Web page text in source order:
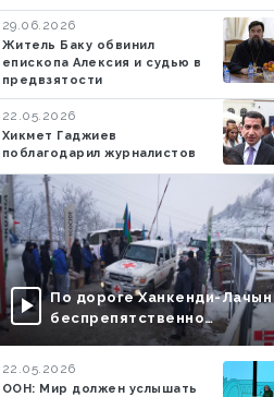
сотрудников из более чем 20
стран
29.06.2026
Житель Баку обвинил
епископа Алексия и судью в
предвзятости
22.05.2026
Хикмет Гаджиев
поблагодарил журналистов
По дороге Ханкенди-Лачын
беспрепятственно
проехали еще 13
автомобилей миротворцев
22.05.2026
ООН: Мир должен услышать